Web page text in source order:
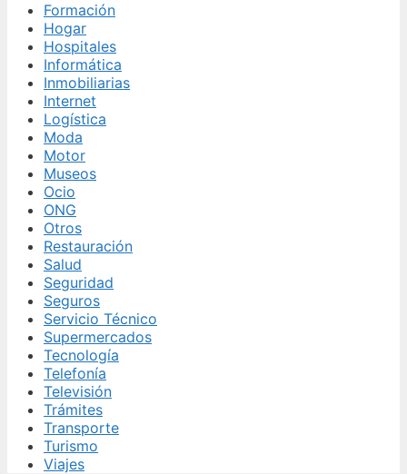
Formación
Hogar
Hospitales
Informática
Inmobiliarias
Internet
Logística
Moda
Motor
Museos
Ocio
ONG
Otros
Restauración
Salud
Seguridad
Seguros
Servicio Técnico
Supermercados
Tecnología
Telefonía
Televisión
Trámites
Transporte
Turismo
Viajes